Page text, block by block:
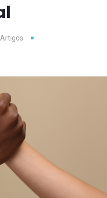
Artigos